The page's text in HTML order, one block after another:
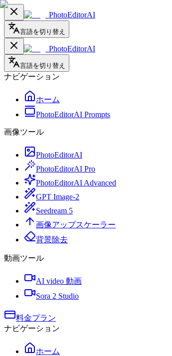
PhotoEditorAI
言語を切り替え
PhotoEditorAI
言語を切り替え
ナビゲーション
ホーム
PhotoEditorAI Prompts
画像ツール
PhotoEditorAI
PhotoEditorAI Pro
PhotoEditorAI Advanced
GPT Image-2
Seedream 5
画像アップスケーラー
背景除去
動画ツール
AI video 動画
Sora 2 Studio
料金プラン
ナビゲーション
ホーム